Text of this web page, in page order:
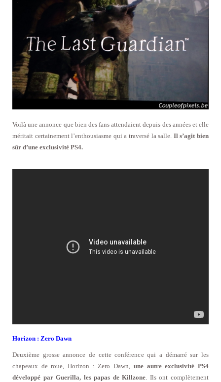
Voilà une annonce que bien des fans attendaient depuis des années et elle
méritait certainement l’enthousiasme qui a traversé la salle. Il s’agit bien
sûr d’une exclusivité PS4.
Horizon : Zero Dawn
Deuxième grosse annonce de cette conférence qui a démarré sur les
chapeaux de roue, Horizon : Zero Dawn, une autre exclusivité PS4
développé par Guerilla, les papas de Killzone. Ils ont complètement